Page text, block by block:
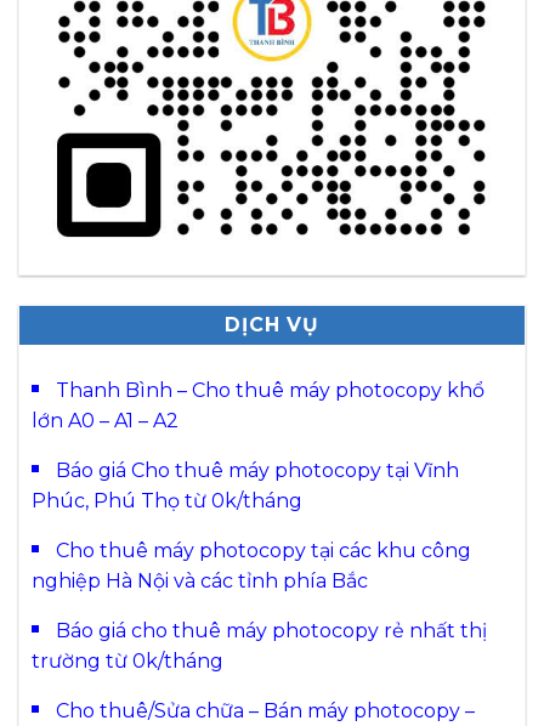
DỊCH VỤ
Thanh Bình – Cho thuê máy photocopy khổ
lớn A0 – A1 – A2
Báo giá Cho thuê máy photocopy tại Vĩnh
Phúc, Phú Thọ từ 0k/tháng
Cho thuê máy photocopy tại các khu công
nghiệp Hà Nội và các tỉnh phía Bắc
Báo giá cho thuê máy photocopy rẻ nhất thị
trường từ 0k/tháng
Cho thuê/Sửa chữa – Bán máy photocopy –